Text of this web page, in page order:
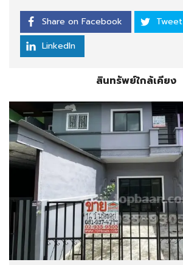
Share on Facebook Tweet
LinkedIn
สินทรัพย์ใกล้เคียง